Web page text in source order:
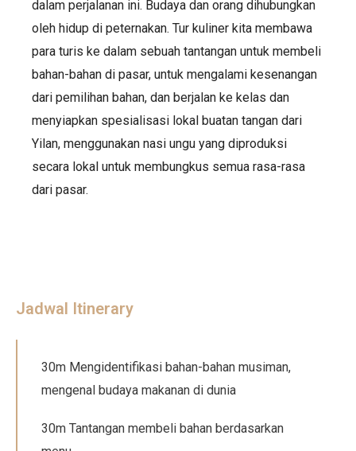
dalam perjalanan ini. Budaya dan orang dihubungkan
oleh hidup di peternakan. Tur kuliner kita membawa
para turis ke dalam sebuah tantangan untuk membeli
bahan-bahan di pasar, untuk mengalami kesenangan
dari pemilihan bahan, dan berjalan ke kelas dan
menyiapkan spesialisasi lokal buatan tangan dari
Yilan, menggunakan nasi ungu yang diproduksi
secara lokal untuk membungkus semua rasa-rasa
dari pasar.
Jadwal Itinerary
30m Mengidentifikasi bahan-bahan musiman,
mengenal budaya makanan di dunia
30m Tantangan membeli bahan berdasarkan